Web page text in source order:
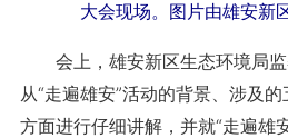
大会现场。图片由雄安新
会上，雄安新区生态环境局监
从“走遍雄安”活动的背景、涉及
方面进行仔细讲解，并就“走遍雄